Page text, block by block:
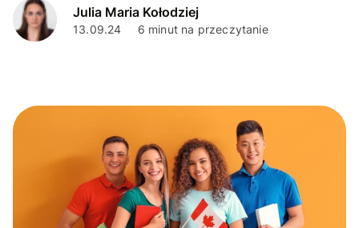
Julia Maria Kołodziej
13.09.24 6 minut na przeczytanie